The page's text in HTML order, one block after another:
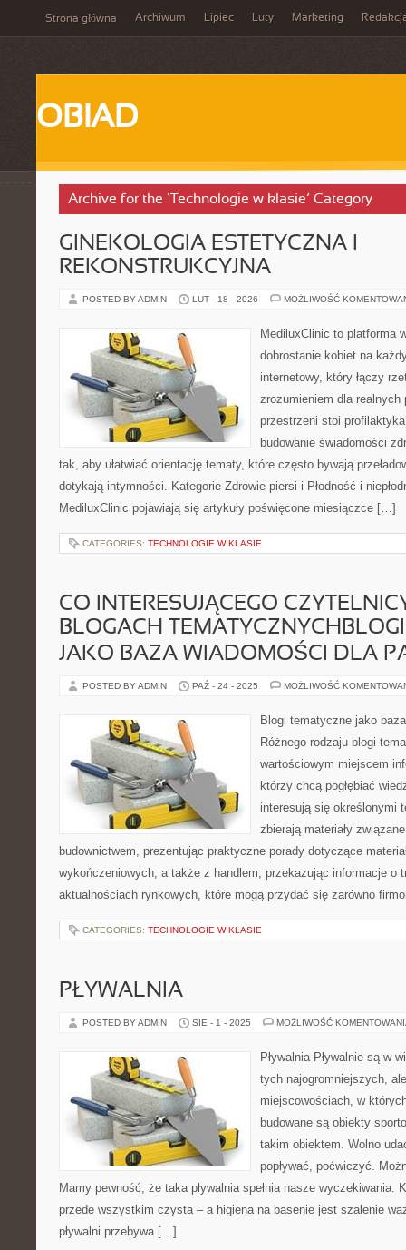
Strona główna Archiwum Lipiec Luty Marketing
OBIAD
Archive for the ‘Technologie w klasie’ Category
GINEKOLOGIA ESTETYCZNA I
REKONSTRUKCYJNA
POSTED BY ADMIN LUT - 18 - 2026 MOŻLIWOŚĆ
MediluxClinic to platforma
dobrostanie kobiet na
internetowy, który łączy
zrozumieniem dla
przestrzeni stoi
budowanie świadomości
tak, aby ułatwiać orientację tematy, które często bywają
dotykają intymności. Kategorie Zdrowie piersi i Płodność i
MediluxClinic pojawiają się artykuły poświęcone miesiączce […]
CATEGORIES: TECHNOLOGIE W KLASIE
CO INTERESUJĄCEGO
BLOGACH
JAKO BAZA WIADOMOŚCI DLA
POSTED BY ADMIN PAŹ - 24 - 2025 MOŻLIWOŚĆ
Blogi tematyczne jako
Różnego rodzaju blogi
wartościowym miejscem
którzy chcą pogłębiać
interesują się określonymi
zbierają materiały
budownictwem, prezentując praktyczne porady dotyczące
wykończeniowych, a także z handlem, przekazując informacje o
aktualnościach rynkowych, które mogą przydać się zarówno
CATEGORIES: TECHNOLOGIE W KLASIE
PŁYWALNIA
POSTED BY ADMIN SIE - 1 - 2025 MOŻLIWOŚĆ
Pływalnia Pływalnie są w
tych najogromniejszych,
miejscowościach, w
budowane są obiekty
takim obiektem. Wolno
popływać, poćwiczyć.
Mamy pewność, że taka pływalnia spełnia nasze wyczekiwania.
przede wszystkim czysta – a higiena na basenie jest szalenie
pływalni przebywa […]